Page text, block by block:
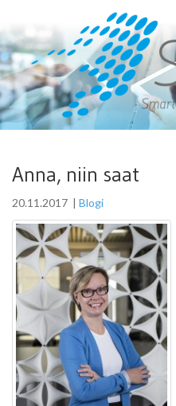
Anna, niin saat
20.11.2017 | Blogi